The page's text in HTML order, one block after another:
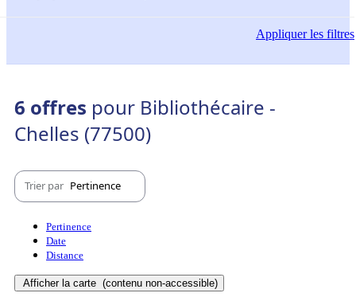
Appliquerles filtres
6 offres pour Bibliothécaire -
Chelles (77500)
Trier par Pertinence
Pertinence
Date
Distance
Afficher la carte (contenu non-accessible)